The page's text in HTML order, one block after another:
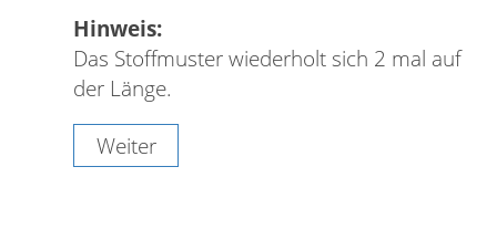
Hinweis:
Das Stoffmuster wiederholt sich 2 mal auf
der Länge.
Weiter